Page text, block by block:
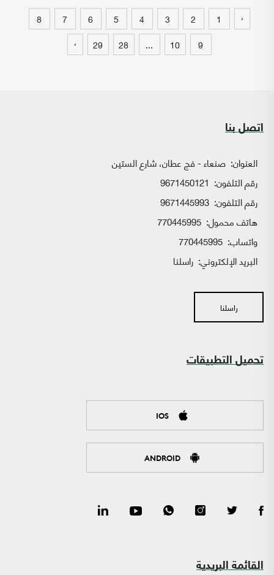
‹
1
2
3
4
5
6
7
8
9
10
...
28
29
›
اتصل بنا
العنوان: صنعاء - فج عطان، شارع الستين
رقم التلفون: 9671450121
رقم التلفون: 9671445993
هاتف محمول: 770445995
واتساب:
البريد الإلكتروني: راسلنا
راسلنا
تحميل التطبيقات
IOS
ANDROID
القائمة البريدية